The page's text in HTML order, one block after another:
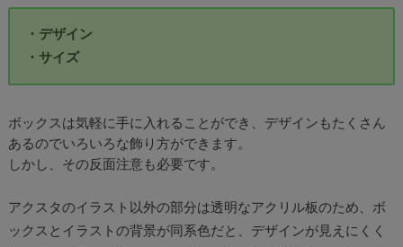
・デザイン
・サイズ
ボックスは気軽に手に入れることができ、デザインもたくさん
あるのでいろいろな飾り方ができます。
しかし、その反面注意も必要です。
アクスタのイラスト以外の部分は透明なアクリル板のため、ボ
ックスとイラストの背景が同系色だと、デザインが見えにくく